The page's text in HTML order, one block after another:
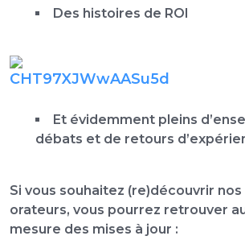
Des histoires de ROI
Et évidemment pleins
débats et de retours
Si vous souhaitez (re)découvrir
orateurs, vous pourrez retrouver
mesure des mises à jour :